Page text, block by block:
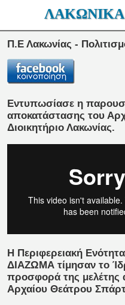
ΛΑΚΩΝΙΚΑ
Π.Ε Λακωνίας -
Εντυπωσίασε η
αποκατάστασης του
Διοικητήριο Λακωνίας.
Η Περιφερειακή
ΔΙΑΖΩΜΑ τίμησαν το
προσφορά της μελέτης
Αρχαίου Θεάτρου